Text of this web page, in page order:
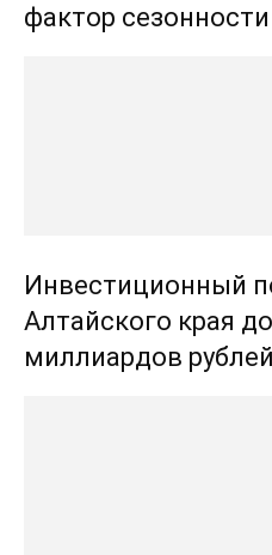
фактор сезонности
Инвестиционный
Алтайского края
миллиардов рублей